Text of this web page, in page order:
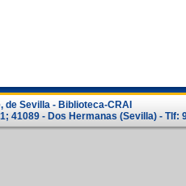
Sevilla - Biblioteca-CRAI
41089 - Dos Hermanas (Sevilla) - Tlf: